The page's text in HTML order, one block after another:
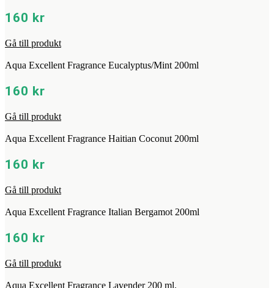
160 kr
Gå till produkt
Aqua Excellent Fragrance Eucalyptus/Mint 200ml
160 kr
Gå till produkt
Aqua Excellent Fragrance Haitian Coconut 200ml
160 kr
Gå till produkt
Aqua Excellent Fragrance Italian Bergamot 200ml
160 kr
Gå till produkt
Aqua Excellent Fragrance Lavender 200 ml.